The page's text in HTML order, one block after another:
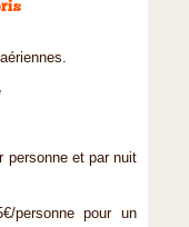
personne et par nuit
personne pour un